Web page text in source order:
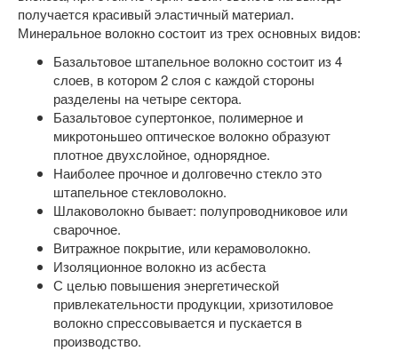
получается красивый эластичный материал.
Минеральное волокно состоит из трех основных видов:
Базальтовое штапельное волокно состоит из 4
слоев, в котором 2 слоя с каждой стороны
разделены на четыре сектора.
Базальтовое супертонкое, полимерное и
микротоньшео оптическое волокно образуют
плотное двухслойное, однорядное.
Наиболее прочное и долговечно стекло это
штапельное стекловолокно.
Шлаковолокно бывает: полупроводниковое или
сварочное.
Витражное покрытие, или керамоволокно.
Изоляционное волокно из асбеста
С целью повышения энергетической
привлекательности продукции, хризотиловое
волокно спрессовывается и пускается в
производство.